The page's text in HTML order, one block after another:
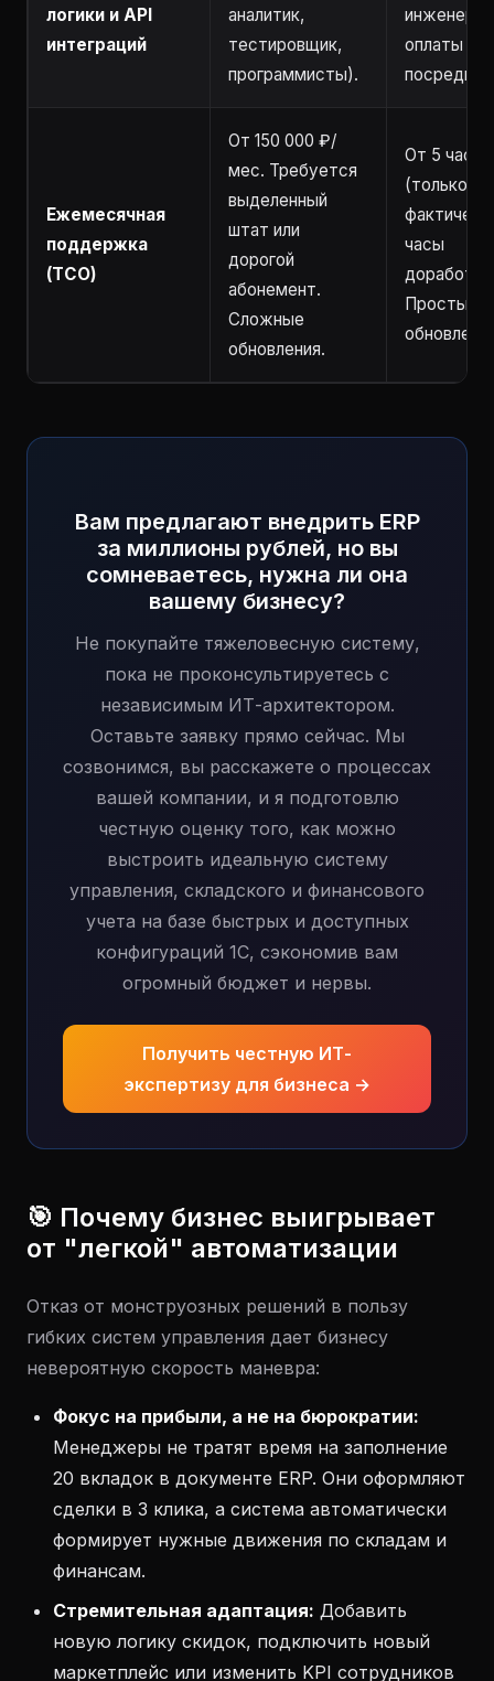
логики и API
интеграций
аналитик,
тестировщик,
программисты).
оплаты
Ежемесячная
поддержка
(TCO)
От 150 000 ₽/
мес. Требуется
выделенный
штат или
дорогой
абонемент.
Сложные
обновления.
От 5 часов
(только за
часы
Простые
Вам предлагают внедрить ERP
за миллионы рублей, но вы
сомневаетесь, нужна ли она
вашему бизнесу?
Не покупайте тяжеловесную систему,
пока не проконсультируетесь с
независимым ИТ-архитектором.
Оставьте заявку прямо сейчас. Мы
созвонимся, вы расскажете о процессах
вашей компании, и я подготовлю
честную оценку того, как можно
выстроить идеальную систему
управления, складского и финансового
учета на базе быстрых и доступных
конфигураций 1С, сэкономив вам
огромный бюджет и нервы.
Получить честную ИТ-
экспертизу для бизнеса →
🎯 Почему бизнес выигрывает
от "легкой" автоматизации
Отказ от монструозных решений в пользу
гибких систем управления дает бизнесу
невероятную скорость маневра:
Фокус на прибыли, а не на бюрократии:
Менеджеры не тратят время на заполнение
20 вкладок в документе ERP. Они оформляют
сделки в 3 клика, а система автоматически
формирует нужные движения по складам и
финансам.
Стремительная адаптация: Добавить
новую логику скидок, подключить новый
маркетплейс или изменить KPI сотрудников